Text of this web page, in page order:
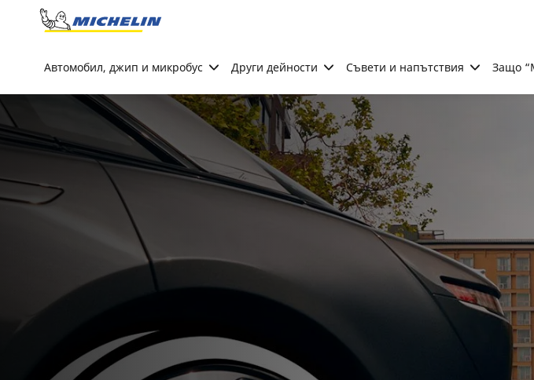
Go to page content
Автомобил, джип и микробус Други дейности Съвети и напътствия Защо